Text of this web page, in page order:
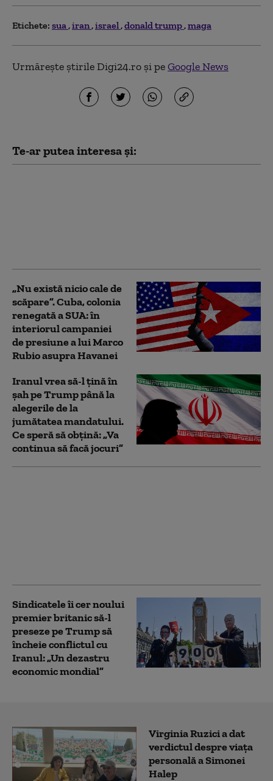
Etichete: sua iran israel donald trump maga
Urmărește știrile Digi24.ro și peGoogle News
Te-ar putea interesa și:
„Nu există nicio cale de
scăpare”. Cuba, colonia
renegată a SUA: în
interiorul campaniei
de presiune a lui Marco
Rubio asupra Havanei
Iranul vrea să-l țină în
șah pe Trump până la
alegerile de la
jumătatea mandatului.
Ce speră să obțină: „Va
continua să facă jocuri”
Sindicatele îi cer noului
premier britanic să-l
preseze pe Trump să
încheie conflictul cu
Iranul: „Un dezastru
economic mondial”
Virginia Ruzici a dat
verdictul despre viața
personală a Simonei
Halep